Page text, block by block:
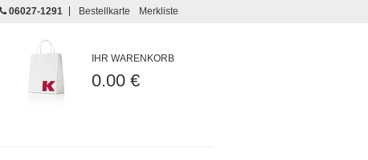
06027-1291 Bestellkarte Merkliste
IHR WARENKORB
0.00 €